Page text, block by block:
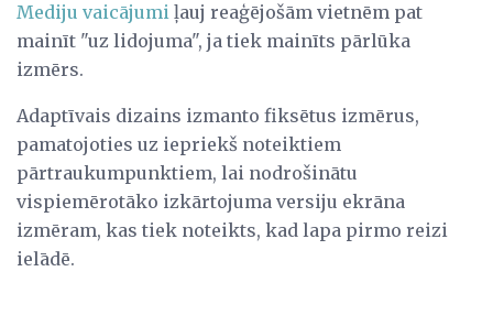
Mediju vaicājumi ļauj reaģējošām vietnēm pat
mainīt "uz lidojuma", ja tiek mainīts pārlūka
izmērs.
Adaptīvais dizains izmanto fiksētus izmērus,
pamatojoties uz iepriekš noteiktiem
pārtraukumpunktiem, lai nodrošinātu
vispiemērotāko izkārtojuma versiju ekrāna
izmēram, kas tiek noteikts, kad lapa pirmo reizi
ielādē.